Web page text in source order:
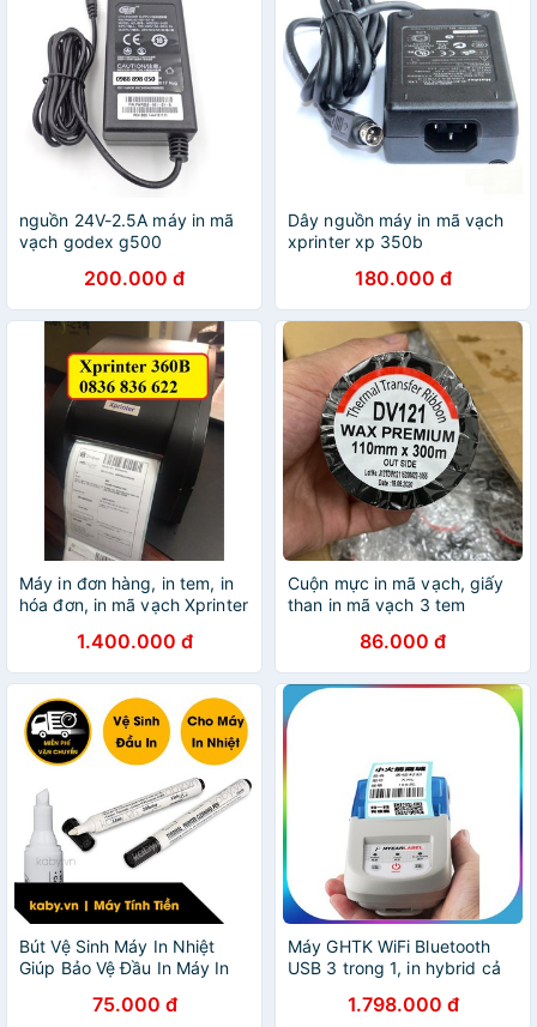
nguồn 24V-2.5A máy in mã
vạch godex g500
200.000 đ
Dây nguồn máy in mã vạch
xprinter xp 350b
180.000 đ
Máy in đơn hàng, in tem, in
hóa đơn, in mã vạch Xprinter
1.400.000 đ
Cuộn mực in mã vạch, giấy
than in mã vạch 3 tem
86.000 đ
Bút Vệ Sinh Máy In Nhiệt
Giúp Bảo Vệ Đầu In Máy In
75.000 đ
Máy GHTK WiFi Bluetooth
USB 3 trong 1, in hybrid cả
và mã vạch 3-in-1
1.798.000 đ